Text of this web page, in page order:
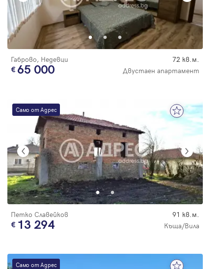
Габрово, Недевци 72 кв.м.
65 000 Двустаен апартамент
Само от Адрес
Петко Славейков 91 кв.м.
13 294 Къща/Вила
Само от Адрес